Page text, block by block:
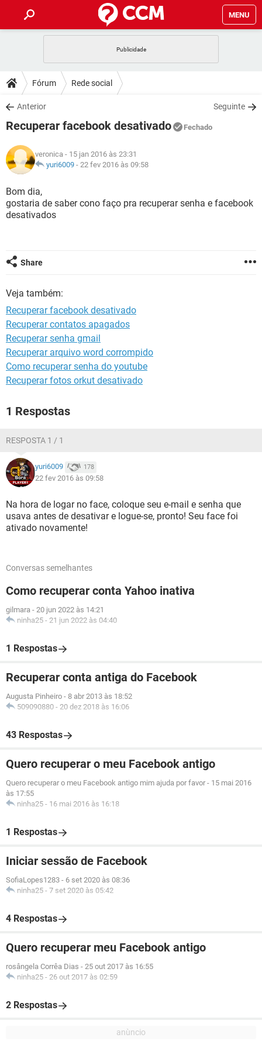
MENU
CELULAR
OUTLOOK
INSTAGRAM GMAIL
GUIA DE COMPRAS
DICAS
JOGOS
INSTAGRAM
GUIA DE COMPRAS
DOWNLOADS
JOGOS WHATSAPP
CELULAR
OUTLOOK EXCEL
INSTAGRAM
GUIA DE COMPRAS
FÓRUM
JOGOS
CELULAR
OUTLOOK
INSTAGRAM
GLOSSÁRIO
JOGOS
CELULAR FACEBOOK
GUIA DE COMPRAS
Fórum Rede social
Anterior Seguinte
Recuperar facebook desativado Fechado
veronica - 15 jan 2016 às 23:31
yuri6009 - 22 fev 2016 às 09:58
Bom dia,
gostaria de saber cono faço pra recuperar senha e facebook
desativados
Share
Veja também:
Recuperar facebook desativado
Recuperar contatos apagados
Recuperar senha gmail
Recuperar arquivo word corrompido
Como recuperar senha do youtube
Recuperar fotos orkut desativado
1 Respostas
RESPOSTA 1 / 1
yuri6009 178
22 fev 2016 às 09:58
Na hora de logar no face, coloque seu e-mail e senha que
usava antes de desativar e logue-se, pronto! Seu face foi
ativado novamente!
Conversas semelhantes
Como recuperar conta Yahoo inativa
gilmara - 20 jun 2022 às 14:21
ninha25 - 21 jun 2022 às 04:40
1 Respostas
Recuperar conta antiga do Facebook
Augusta Pinheiro - 8 abr 2013 às 18:52
509090880 - 20 dez 2018 às 16:06
43 Respostas
Quero recuperar o meu Facebook antigo
Quero recuperar o meu Facebook antigo mim ajuda por favor - 15 mai 2016
às 17:55
ninha25 - 16 mai 2016 às 16:18
1 Respostas
Iniciar sessão de Facebook
SofiaLopes1283 - 6 set 2020 às 08:36
ninha25 - 7 set 2020 às 05:42
4 Respostas
Quero recuperar meu Facebook antigo
rosângela Corrêa Dias - 25 out 2017 às 16:55
ninha25 - 26 out 2017 às 02:59
2 Respostas